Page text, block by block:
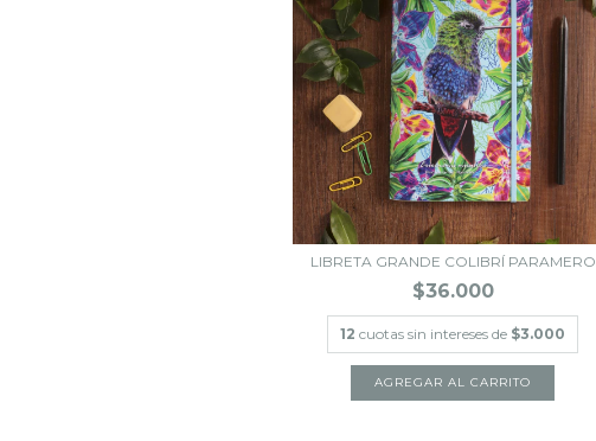
LIBRETA GRANDE COLIBRÍ PARAMERO
$36.000
12 cuotas sin intereses de $3.000